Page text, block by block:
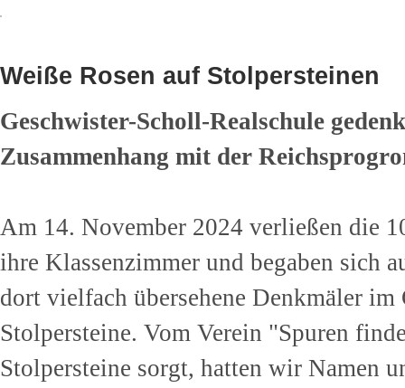
Weiße Rosen auf Stolpersteinen
Geschwister-Scholl-Realschule
Zusammenhang mit der
Am 14. November 2024 verließen die
ihre Klassenzimmer und begaben sich
dort vielfach übersehene Denkmäler
Stolpersteine. Vom Verein "Spuren
Stolpersteine sorgt, hatten wir Namen